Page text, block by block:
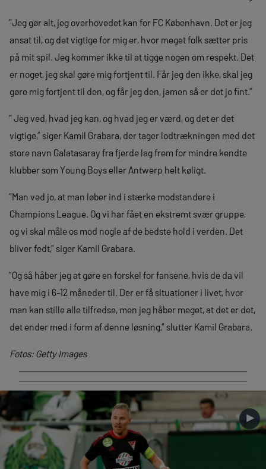
”Jeg gør alt, jeg overhovedet kan for FC København. Det er jeg
ansat til, og det vigtige for mig er, hvor meget folk sætter pris
på mit spil. Jeg kommer ikke til at tigge nogen om respekt. Det
er noget, jeg skal gøre mig fortjent til. Får jeg den ikke, skal jeg
gøre mig fortjent til den, og får jeg den, jamen så er det jo fint.”
” Jeg ved, hvad jeg kan, og hvad jeg er værd, og det er det
vigtige,” siger Kamil Grabara, der tager lodtrækningen med det
store navn Galatasaray fra fjerde lag frem for mindre kendte
klubber som Young Boys eller Antwerp helt køligt.
”Man ved jo, at man løber ind i stærke modstandere i
Champions League. Og vi har fået en ekstremt svær gruppe,
og vi skal måle os mod nogle af de bedste hold i verden. Det
bliver fedt,” siger Kamil Grabara.
”Og så håber jeg at gøre en forskel for fansene, hvis de da vil
have mig i 6-12 måneder til. Der er få situationer i livet, hvor
man kan stille alle tilfredse, men jeg håber meget, at det er det,
det ender med i form af denne løsning,” slutter Kamil Grabara.
Fotos: Getty Images
►